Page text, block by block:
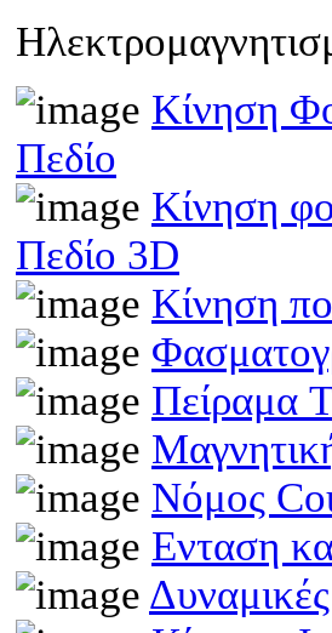
Κίνηση
Πεδίο
Κίνηση
Πεδίο 3D
Κίνηση
Πείραμα
Νόμος
Ενταση